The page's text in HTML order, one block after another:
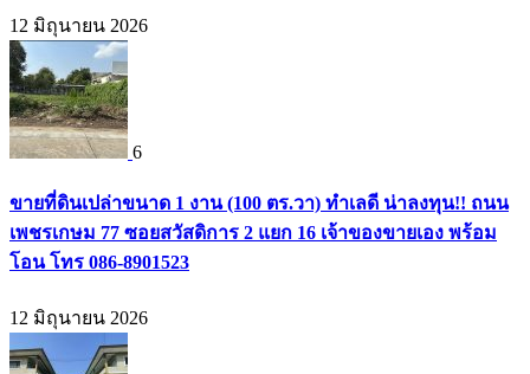
12 มิถุนายน 2026
6
ขายที่ดินเปล่าขนาด 1 งาน (100 ตร.วา) ทำเลดี น่าลงทุน!! ถนน
เพชรเกษม 77 ซอยสวัสดิการ 2 แยก 16 เจ้าของขายเอง พร้อม
โอน โทร 086-8901523
12 มิถุนายน 2026